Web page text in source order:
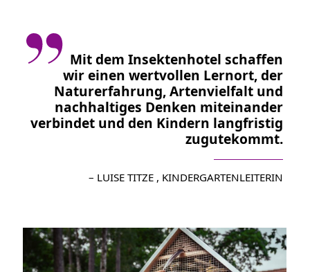
Mit dem Insektenhotel schaffen
wir einen wertvollen Lernort, der
Naturerfahrung, Artenvielfalt und
nachhaltiges Denken miteinander
verbindet und den Kindern langfristig
zugutekommt.
– LUISE TITZE , KINDERGARTENLEITERIN